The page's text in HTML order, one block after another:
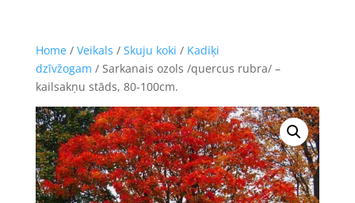
Home/ Veikals / Skuju koki / Kadiķi
dzīvžogam / Sarkanais ozols /quercus rubra/ –
kailsakņu stāds, 80-100cm.